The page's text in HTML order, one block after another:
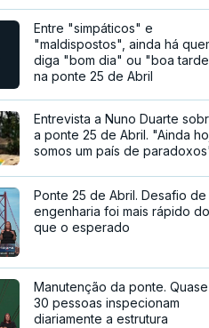
Entre "simpáticos" e
"maldispostos", ainda há
diga "bom dia" ou "boa
na ponte 25 de Abril
Entrevista a Nuno Duarte
a ponte 25 de Abril. "Ainda
somos um país de
Ponte 25 de Abril. Desafio de
engenharia foi mais rápido do
que o esperado
Manutenção da ponte. Quase
30 pessoas inspecionam
diariamente a estrutura